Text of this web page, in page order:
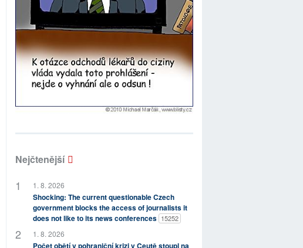
Nejčtenější
1. 8. 2026
Shocking: The current questionable Czech
government blocks the access of journalists it
does not like to its news conferences 15252
1. 8. 2026
Počet obětí v pohraniční krizi v Ceutě stoupl na